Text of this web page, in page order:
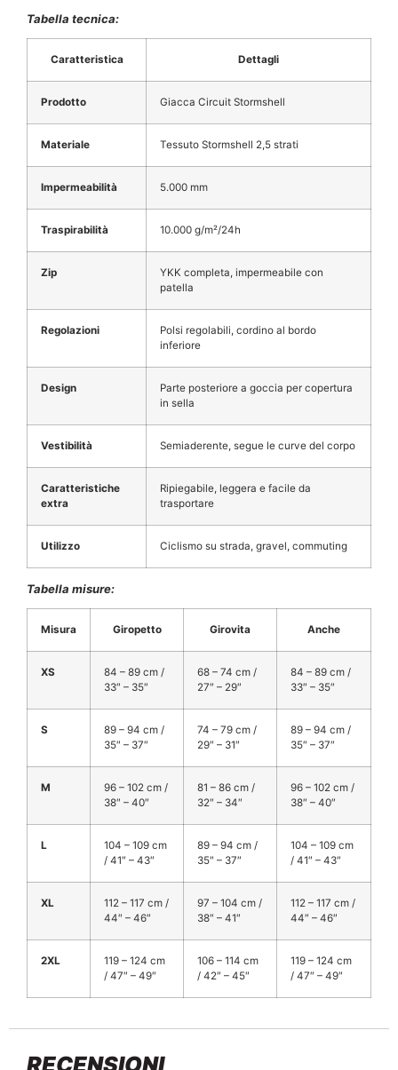
Tabella tecnica:
Caratteristica Dettagli
Prodotto Giacca Circuit Stormshell
Materiale Tessuto Stormshell 2,5 strati
Impermeabilità 5.000 mm
Traspirabilità 10.000 g/m²/24h
Zip
YKK completa, impermeabile con
patella
Regolazioni
Polsi regolabili, cordino al bordo
inferiore
Design
Parte posteriore a goccia per copertura
in sella
Vestibilità Semiaderente, segue le curve del corpo
Caratteristiche
extra
Ripiegabile, leggera e facile da
trasportare
Utilizzo Ciclismo su strada, gravel, commuting
Tabella misure:
Misura Giropetto Girovita Anche
XS
84 – 89 cm /
33″ – 35″
68 – 74 cm /
27″ – 29″
84 – 89 cm /
33″ – 35″
S
89 – 94 cm /
35″ – 37″
74 – 79 cm /
29″ – 31″
89 – 94 cm /
35″ – 37″
M
96 – 102 cm /
38″ – 40″
81 – 86 cm /
32″ – 34″
96 – 102 cm /
38″ – 40″
L
104 – 109 cm
/ 41″ – 43″
89 – 94 cm /
35″ – 37″
104 – 109 cm
/ 41″ – 43″
XL
112 – 117 cm /
44″ – 46″
97 – 104 cm /
38″ – 41″
112 – 117 cm /
44″ – 46″
2XL
119 – 124 cm
/ 47″ – 49″
106 – 114 cm
/ 42″ – 45″
119 – 124 cm
/ 47″ – 49″